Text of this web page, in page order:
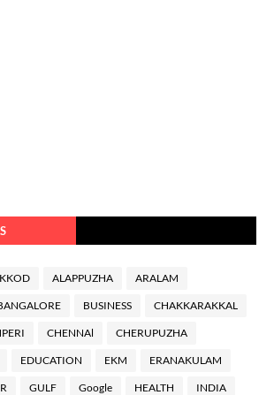
ALAPPUZHA ARALAM
BUSINESS CHAKKARAKKAL
CHENNAl CHERUPUZHA
EDUCATION EKM ERANAKULAM
GULF Google HEALTH INDIA